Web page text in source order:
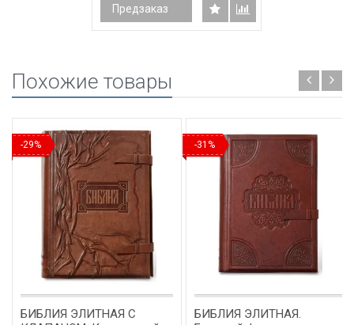
Предзаказ
Похожие товары
-29%
БИБЛИЯ ЭЛИТНАЯ C
-31%
БИБЛИЯ ЭЛИТНАЯ.